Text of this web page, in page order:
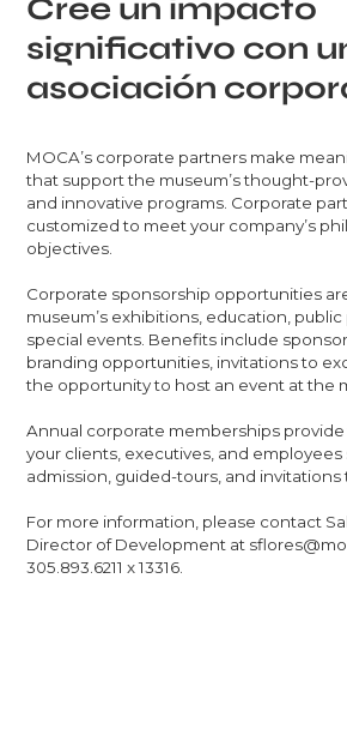
Cree un impacto
significativo con
asociación
MOCA’s corporate partners make
that support the museum’s thought-
and innovative programs. Corporate
customized to meet your company’s
objectives.
Corporate sponsorship opportunities
museum’s exhibitions, education,
special events. Benefits include
branding opportunities, invitations to
the opportunity to host an event at the
Annual corporate memberships
your clients, executives, and employees
admission, guided-tours, and invitations
For more information, please contact
Director of Development at
305.893.6211 x 13316.